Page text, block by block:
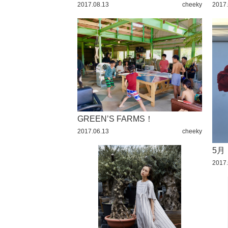
2016 / 4
2016 / 3
2016 / 2
2016 / 1
2015 / 12
2015 / 11
2015 / 9
2015 / 8
2015 / 7
2015 / 6
2015 / 5
2015 / 4
2017.08.13 cheeky
GREEN’S FARMS！
2017.06.13 cheeky
5月